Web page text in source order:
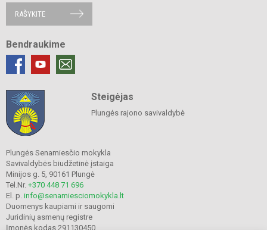
RAŠYKITE
Bendraukime
Steigėjas
Plungės rajono savivaldybė
Plungės Senamiesčio mokykla
Savivaldybės biudžetinė įstaiga
Minijos g. 5, 90161 Plungė
Tel.Nr. +370 448 71 696
El. p. info@senamiesciomokykla.lt
Duomenys kaupiami ir saugomi
Juridinių asmenų registre
Įmonės kodas 291130450